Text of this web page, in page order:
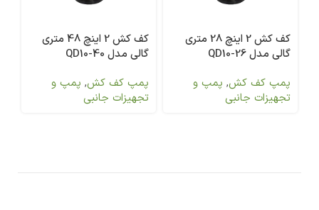
کف کش 2 اینچ 28 متری
گالی مدل QD10-26
پمپ کف کش, پمپ و
تجهیزات جانبی
کف کش 2 اینچ 48 متری
گالی مدل QD10-40
پمپ کف کش, پمپ و
تجهیزات جانبی